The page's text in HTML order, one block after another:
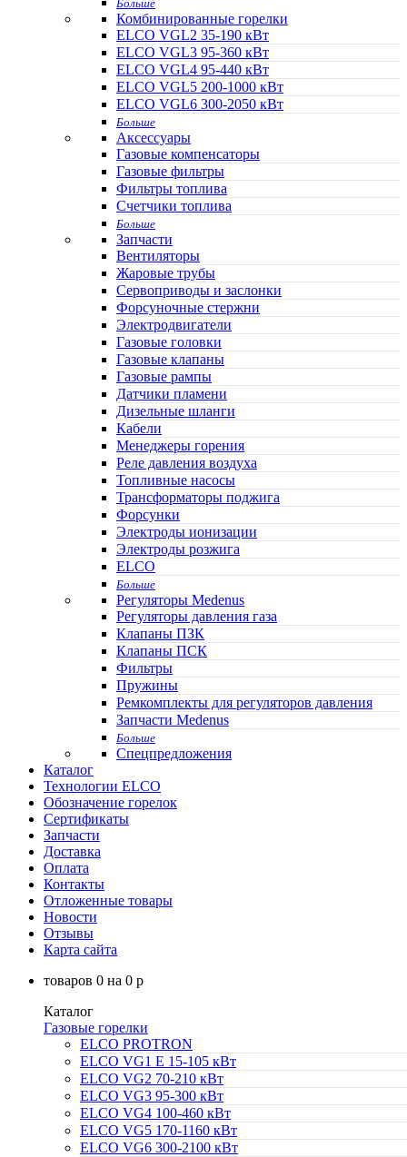
Больше
Комбинированные горелки
ELCO VGL2 35-190 кВт
ELCO VGL3 95-360 кВт
ELCO VGL4 95-440 кВт
ELCO VGL5 200-1000 кВт
ELCO VGL6 300-2050 кВт
Больше
Аксессуары
Газовые компенсаторы
Газовые фильтры
Фильтры топлива
Счетчики топлива
Больше
Запчасти
Вентиляторы
Жаровые трубы
Сервоприводы и заслонки
Форсуночные стержни
Электродвигатели
Газовые головки
Газовые клапаны
Газовые рампы
Датчики пламени
Дизельные шланги
Кабели
Менеджеры горения
Реле давления воздуха
Топливные насосы
Трансформаторы поджига
Форсунки
Электроды ионизации
Электроды розжига
ELCO
Больше
Регуляторы Medenus
Регуляторы давления газа
Клапаны ПЗК
Клапаны ПСК
Фильтры
Пружины
Ремкомплекты для регуляторов давления
Запчасти Medenus
Больше
Спецпредложения
Каталог
Технологии ELCO
Обозначение горелок
Сертификаты
Запчасти
Доставка
Оплата
Контакты
Отложенные товары
Новости
Отзывы
Карта сайта
товаров 0 на 0 p
Каталог
Газовые горелки
ELCO PROTRON
ELCO VG1 E 15-105 кВт
ELCO VG2 70-210 кВт
ELCO VG3 95-300 кВт
ELCO VG4 100-460 кВт
ELCO VG5 170-1160 кВт
ELCO VG6 300-2100 кВт